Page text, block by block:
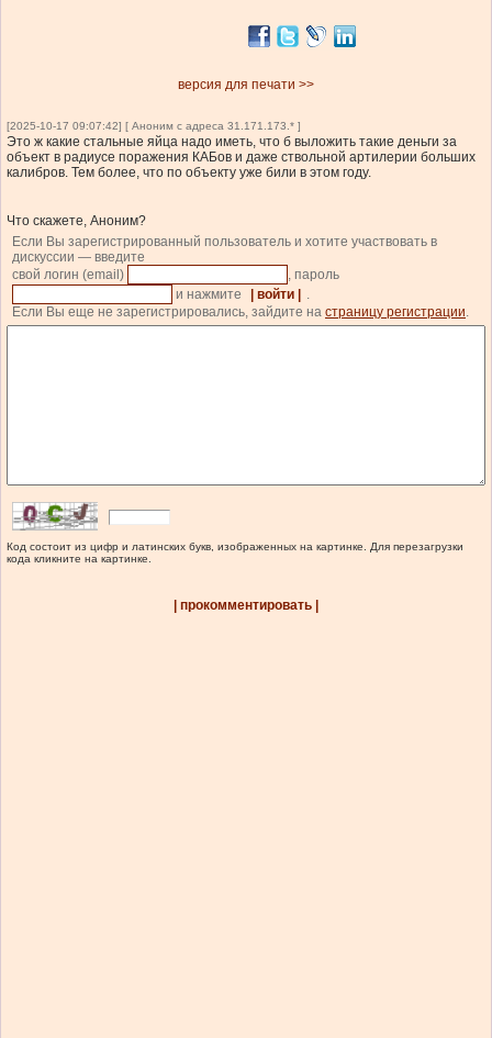
версия для печати >>
[2025-10-17 09:07:42] [ Аноним с адреса 31.171.173.* ]
Это ж какие стальные яйца надо иметь, что б выложить такие деньги за
объект в радиусе поражения КАБов и даже ствольной артилерии больших
калибров. Тем более, что по объекту уже били в этом году.
Что скажете, Аноним?
Если Вы зарегистрированный пользователь и хотите участвовать в
дискуссии — введите
свой логин (email)
, пароль
и нажмите
| войти |
.
Если Вы еще не зарегистрировались, зайдите на страницу регистрации.
Код состоит из цифр и латинских букв, изображенных на картинке. Для перезагрузки
кода кликните на картинке.
| прокомментировать |